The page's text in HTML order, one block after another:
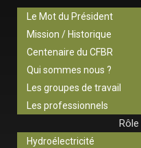
Le Mot du Président
Mission / Historique
Centenaire du CFBR
Qui sommes nous ?
Les groupes de travail
Les professionnels
Hydroélectricité